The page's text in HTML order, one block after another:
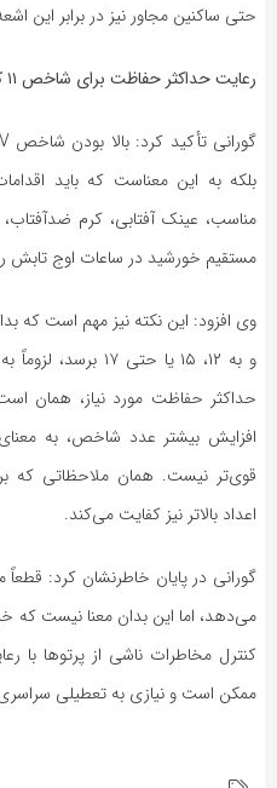
حتی ساکنین مجاور نیز در برابر این
رعایت حداکثر حفاظت برای شاخص ۱۱ کافی است
بلکه به این معناست که باید
مناسب، عینک آفتابی، کرم
مستقیم خورشید در ساعات اوج تابش
و به ۱۲، ۱۵ یا حتی
افزایش بیشتر عدد شاخص، به
اعداد بالاتر نیز کفایت می‌کند.
گورانی در پایان خاطرنشان کرد:
می‌دهد، اما این بدان معنا نیست که
کنترل مخاطرات ناشی از پرتوها با
ممکن است و نیازی به تعطیلی